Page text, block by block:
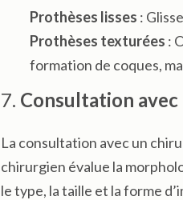
Prothèses lisses :
Prothèses texturées :
formation de coques,
7. Consultation
La consultation avec un
chirurgien évalue la
le type, la taille et la forme